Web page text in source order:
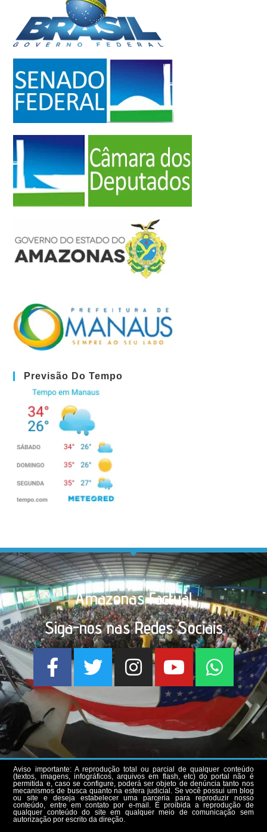
Previsão Do Tempo
Amazonas Factual
Siga-nos nas Redes Sociais
Aviso importante: A reprodução total ou parcial de qualquer conteúdo
(textos, imagens, infográficos, arquivos em flash, etc) do portal não é
permitida e, caso se configure, poderá ser objeto de denúncia tanto nos
mecanismos de busca quanto na esfera judicial. Se você possui um blog
ou site e deseja estabelecer uma parceria para reproduzir nosso
conteúdo, entre em contato por e-mail. É proibida a reprodução de
qualquer conteúdo do site em qualquer meio de comunicação sem
autorização por escrito da direção.